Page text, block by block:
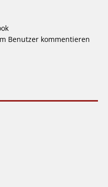
Benutzer kommentieren